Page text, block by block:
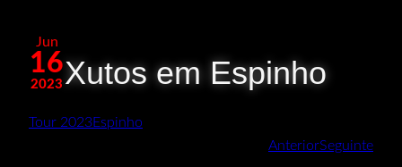
Jun
16
2023 Xutos em Espinho
Tour 2023Espinho
AnteriorSeguinte